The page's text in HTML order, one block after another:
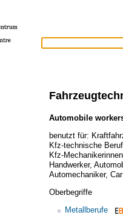
Automobile
benutzt für:
Kfz-technische
Kfz-Mechanikerinnen
Handwerker,
Automechaniker,
Oberbegriffe
Metallberufe